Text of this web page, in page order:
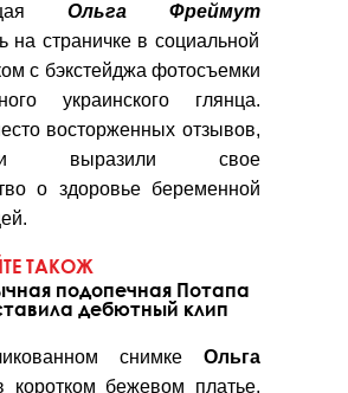
Ольга Фреймут
на страничке в социальной
с бэкстейджа фотосъемки
украинского глянца.
восторженных отзывов,
выразили свое
о здоровье беременной
ТАКОЖ
подопечная Потапа
дебютный клип
снимке Ольга
коротком бежевом платье,